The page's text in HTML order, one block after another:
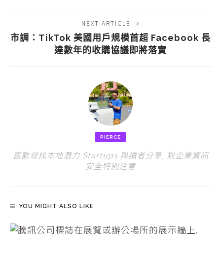
NEXT ARTICLE
市調：TikTok 美國用戶規模首超 Facebook 長
達數年的收購協議即將落實
PIERCE
喜歡尋找本地潛力 Startups 與讀者分享, 對企業資訊
安全特別注意
YOU MIGHT ALSO LIKE